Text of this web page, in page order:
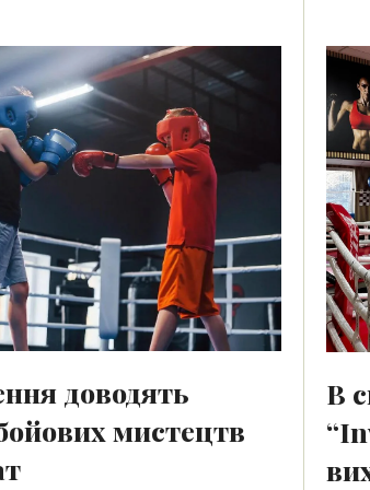
доводять
мистецтв
В